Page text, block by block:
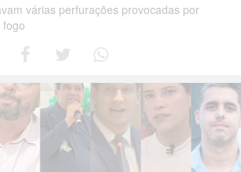
várias perfurações provocadas por